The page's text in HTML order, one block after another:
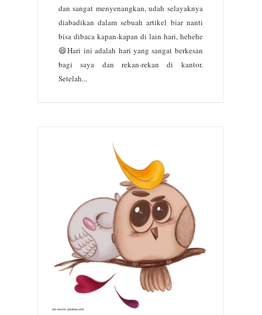
dan sangat menyenangkan, udah selayaknya
diabadikan dalam sebuah artikel biar nanti
bisa dibaca kapan-kapan di lain hari, hehehe
😄Hari ini adalah hari yang sangat berkesan
bagi saya dan rekan-rekan di kantor.
Setelah...